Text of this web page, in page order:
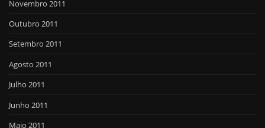
Novembro 2011
Outubro 2011
Setembro 2011
Agosto 2011
Julho 2011
Junho 2011
Maio 2011